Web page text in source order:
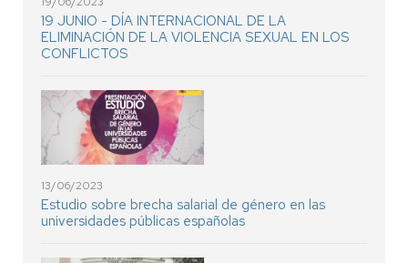
19 JUNIO - DÍA INTERNACIONAL DE LA
ELIMINACIÓN DE LA VIOLENCIA SEXUAL EN LOS
CONFLICTOS
13/06/2023
Estudio sobre brecha salarial de género en las
universidades públicas españolas